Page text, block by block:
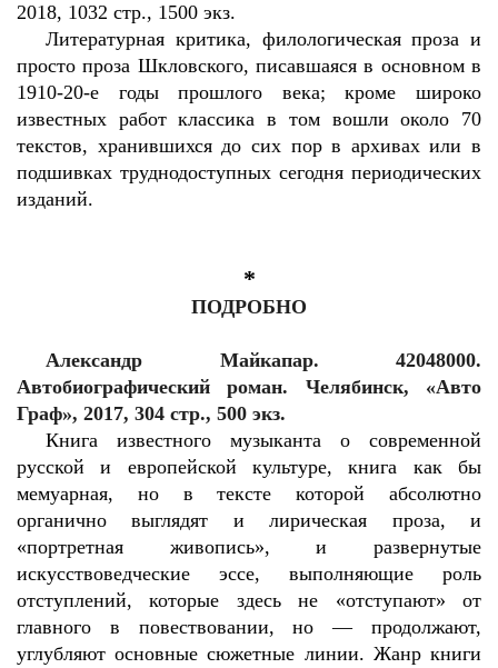
2018, 1032 стр., 1500 экз.
Литературная критика, филологическая проза и
просто проза Шкловского, писавшаяся в основном в
1910-20-е годы прошлого века; кроме широко
известных работ классика в том вошли около 70
текстов, хранившихся до сих пор в архивах или в
подшивках труднодоступных сегодня периодических
изданий.
*
ПОДРОБНО
Александр Майкапар. 42048000.
Автобиографический роман. Челябинск, «Авто
Граф», 2017, 304 стр., 500 экз.
Книга известного музыканта о современной
русской и европейской культуре, книга как бы
мемуарная, но в тексте которой абсолютно
органично выглядят и лирическая проза, и
«портретная живопись», и развернутые
искусствоведческие эссе, выполняющие роль
отступлений, которые здесь не «отступают» от
главного в повествовании, но — продолжают,
углубляют основные сюжетные линии. Жанр книги